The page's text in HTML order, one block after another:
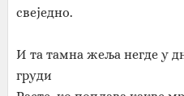
свеједно.
И та тамна жеља негде у
груди